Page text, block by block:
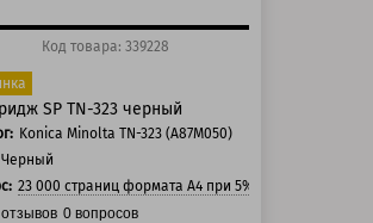
Код товара: 339228
SP TN-323 черный
Konica Minolta TN-323 (A87M050)
Черный
23 000 страниц формата А4 при 5% заполнении
отзывов 0 вопросов